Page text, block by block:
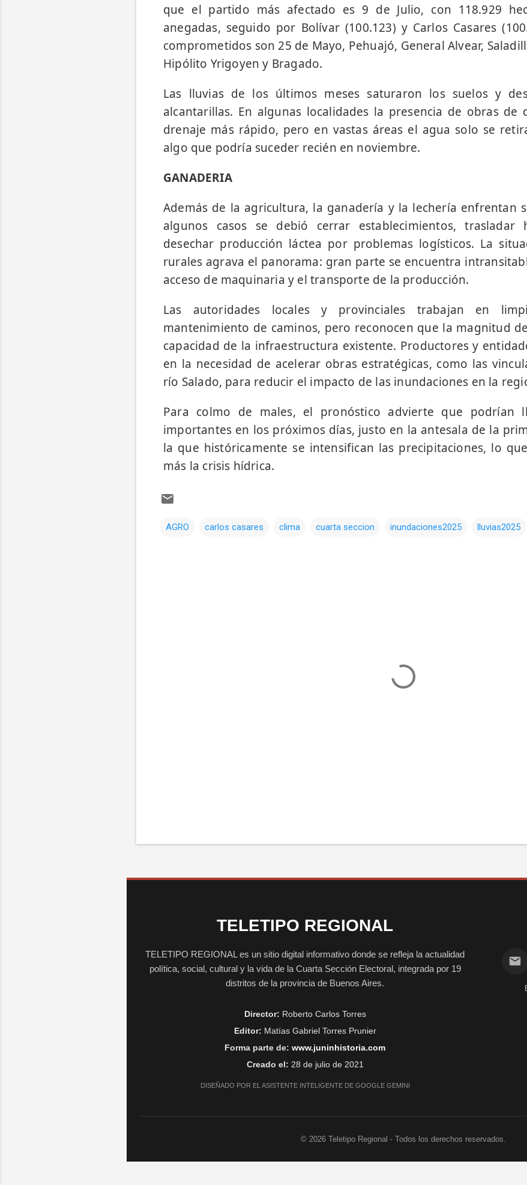
que el partido más afectado es 9 de Julio, con 118.929
anegadas, seguido por Bolívar (100.123) y Carlos Casares
comprometidos son 25 de Mayo, Pehuajó, General Alvear,
Hipólito Yrigoyen y Bragado.
Las lluvias de los últimos meses saturaron los suelos y
alcantarillas. En algunas localidades la presencia de obras de
drenaje más rápido, pero en vastas áreas el agua solo se
algo que podría suceder recién en noviembre.
GANADERIA
Además de la agricultura, la ganadería y la lechería enfrentan
algunos casos se debió cerrar establecimientos, trasladar
desechar producción láctea por problemas logísticos. La
rurales agrava el panorama: gran parte se encuentra
acceso de maquinaria y el transporte de la producción.
Las autoridades locales y provinciales trabajan en
mantenimiento de caminos, pero reconocen que la magnitud
capacidad de la infraestructura existente. Productores y
en la necesidad de acelerar obras estratégicas, como las
río Salado, para reducir el impacto de las inundaciones en la
Para colmo de males, el pronóstico advierte que podrían
importantes en los próximos días, justo en la antesala de la
la que históricamente se intensifican las precipitaciones, lo
más la crisis hídrica.
AGRO carlos casares clima cuarta seccion inundaciones2025 lluvias2025
TELETIPO REGIONAL
TELETIPO REGIONAL es un sitio digital informativo donde se refleja la actualidad
política, social, cultural y la vida de la Cuarta Sección Electoral, integrada por 19
distritos de la provincia de Buenos Aires.
Director: Roberto Carlos Torres
Editor: Matías Gabriel Torres Prunier
Forma parte de: www.juninhistoria.com
Creado el: 28 de julio de 2021
DISEÑADO POR EL ASISTENTE INTELIGENTE DE GOOGLE GEMINI
© 2026 Teletipo Regional - Todos los derechos reservados.